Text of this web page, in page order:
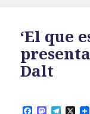
‘El que
Dalt
F M T X